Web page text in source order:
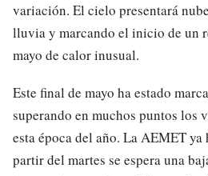
variación. El cielo presentará
lluvia y marcando el inicio de un
mayo de calor inusual.
Este final de mayo ha estado
superando en muchos puntos los
esta época del año. La AEMET ya
partir del martes se espera una